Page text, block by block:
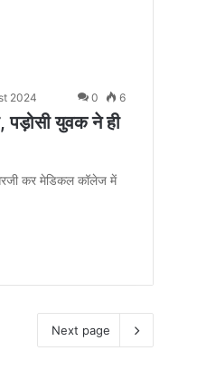
2024 0 6
पड़ोसी युवक ने ही
कर मेडिकल कॉलेज में
Next page